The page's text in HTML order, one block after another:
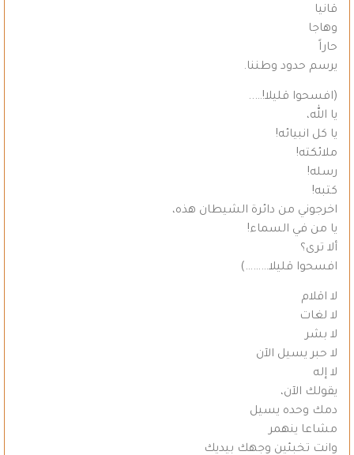
قانيا
وهاجا
حاراً
يرسم حدود وطننا.
(افسحوا قليلا!…..
يا الله،
يا كل انبيائه!
ملائكته!
رسله!
كتبه!
اخرجوني من دائرة الشيطان هذه،
يا من في السماء!
ألا ترى؟
افسحوا قليلا………)
لا اقلام
لا لغات
لا بشر
لا حبر يسيل الآن
لا إله
يقولك الآن،
دمك وحده يسيل
مشاعا ينهمر
وانت تخبئين وجهك بيديك